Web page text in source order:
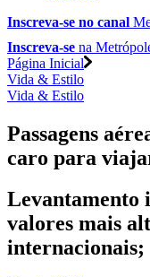
Inscreva-se no canal
Inscreva-se na
Página Inicial
Vida & Estilo
Vida & Estilo
Passagens
caro para
Levantamento
valores mais